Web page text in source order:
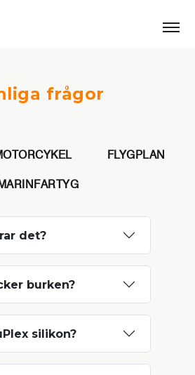
frågor
FLYGPLAN
det?
burken?
silikon?